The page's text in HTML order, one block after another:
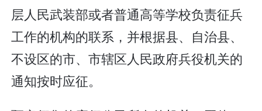
层人民武装部或者普通高等学校负责征兵
工作的机构的联系，并根据县、自治县、
不设区的市、市辖区人民政府兵役机关的
通知按时应征。